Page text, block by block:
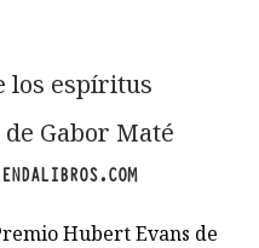
los espíritus
Gabor Maté
Hubert Evans de